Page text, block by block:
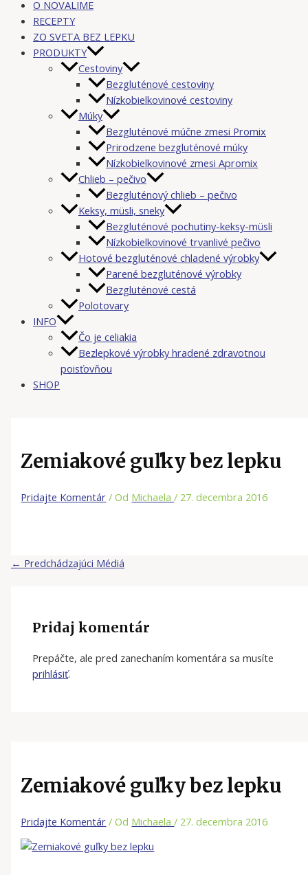
O NOVALIME
RECEPTY
ZO SVETA BEZ LEPKU
PRODUKTY
Cestoviny
Bezgluténové cestoviny
Nízkobielkovinové cestoviny
Múky
Bezgluténové múčne zmesi Promix
Prirodzene bezgluténové múky
Nízkobielkovinové zmesi Apromix
Chlieb – pečivo
Bezgluténový chlieb – pečivo
Keksy, müsli, sneky
Bezgluténové pochutiny-keksy-müsli
Nízkobielkovinové trvanlivé pečivo
Hotové bezgluténové chladené výrobky
Parené bezgluténové výrobky
Bezgluténové cestá
Polotovary
INFO
Čo je celiakia
Bezlepkové výrobky hradené zdravotnou
poisťovňou
SHOP
Zemiakové guľky bez lepku
Pridajte Komentár / Od Michaela/ 27. decembra 2016
← Predchádzajúci Médiá
Pridaj komentár
Prepáčte, ale pred zanechaním komentára sa musíte
prihlásiť.
Zemiakové guľky bez lepku
Pridajte Komentár / Od Michaela/ 27. decembra 2016